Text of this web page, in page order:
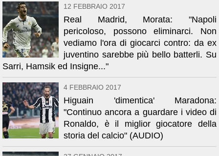
12 FEBBRAIO 2017
Real Madrid, Morata: "Napoli
pericoloso, possono eliminarci. Non
vediamo l'ora di giocarci contro: da ex
juventino sarebbe più bello batterli. Su
Sarri, Hamsik ed Insigne..."
4 FEBBRAIO 2017
Higuain 'dimentica' Maradona:
"Continuo ancora a guardare i video di
Ronaldo, è il miglior giocatore della
storia del calcio" (AUDIO)